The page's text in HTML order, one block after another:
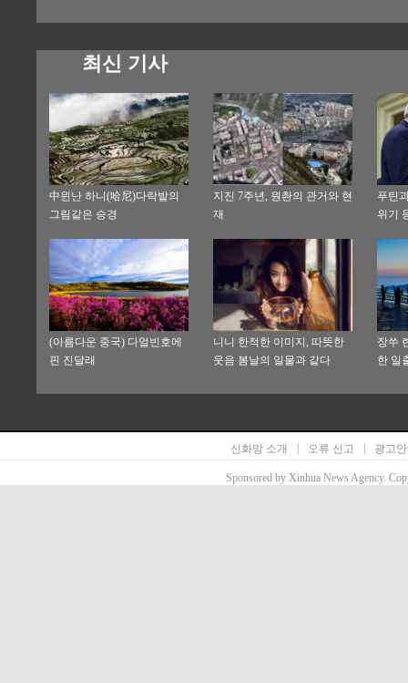
최신 기사
中윈난 하니(哈尼)다락밭의
그림같은 승경
지진 7주년, 원촨의 관거와 현
재
푸틴
위기
(아름다운 중국) 다얼빈호에
핀 진달래
니니 한적한 이미지, 따뜻한
웃음 봄날의 일물과 같다
장쑤
한 일